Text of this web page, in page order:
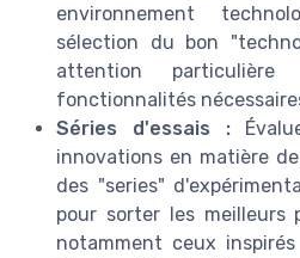
environnement
sélection du bon
attention
fonctionnalités
Séries d'essais :
innovations en matière
des "series"
pour sorter les meilleurs
notamment ceux